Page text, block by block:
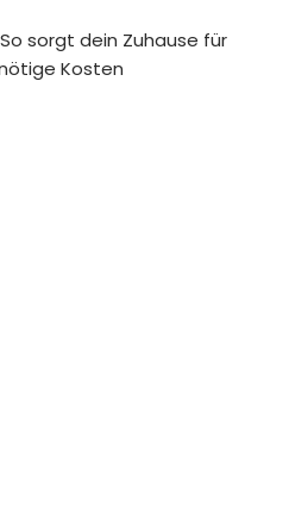
sorgt dein Zuhause für
Kosten